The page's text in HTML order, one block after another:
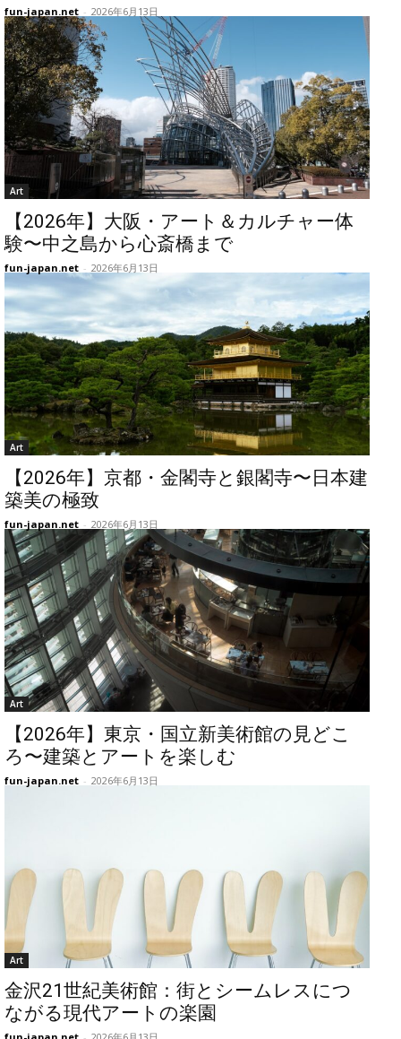
fun-japan.net - 2026年6月13日
Art
【2026年】大阪・アート＆カルチャー体
験〜中之島から心斎橋まで
fun-japan.net - 2026年6月13日
Art
【2026年】京都・金閣寺と銀閣寺〜日本建
築美の極致
fun-japan.net - 2026年6月13日
Art
【2026年】東京・国立新美術館の見どこ
ろ〜建築とアートを楽しむ
fun-japan.net - 2026年6月13日
Art
金沢21世紀美術館：街とシームレスにつ
ながる現代アートの楽園